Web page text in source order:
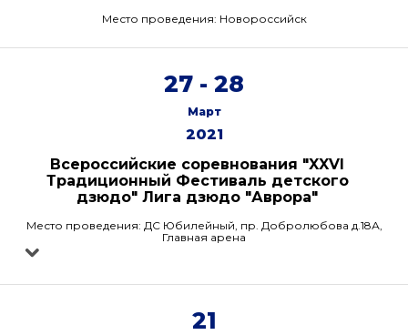
Место проведения: Новороссийск
27 - 28
Март
2021
Всероссийские соревнования "XXVI
Традиционный Фестиваль детского
дзюдо" Лига дзюдо "Аврора"
Место проведения: ДС Юбилейный, пр. Добролюбова д.18А,
Главная арена
21